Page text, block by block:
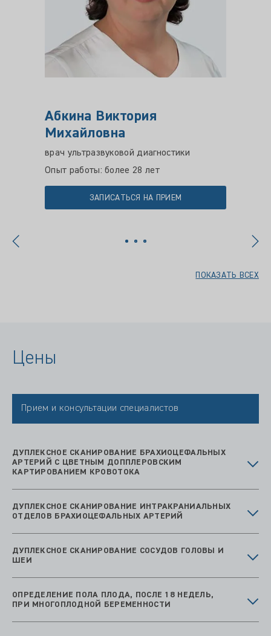
Абкина Виктория
Михайловна
врач ультразвуковой диагностики
Опыт работы: более 28 лет
ЗАПИСАТЬСЯ НА ПРИЕМ
ПОКАЗАТЬ ВСЕХ
Цены
Прием и консультации специалистов
ДУПЛЕКСНОЕ СКАНИРОВАНИЕ БРАХИОЦЕФАЛЬНЫХ
АРТЕРИЙ С ЦВЕТНЫМ ДОППЛЕРОВСКИМ
КАРТИРОВАНИЕМ КРОВОТОКА
ДУПЛЕКСНОЕ СКАНИРОВАНИЕ ИНТРАКРАНИАЛЬНЫХ
ОТДЕЛОВ БРАХИОЦЕФАЛЬНЫХ АРТЕРИЙ
ДУПЛЕКСНОЕ СКАНИРОВАНИЕ СОСУДОВ ГОЛОВЫ И
ШЕИ
ОПРЕДЕЛЕНИЕ ПОЛА ПЛОДА, ПОСЛЕ 18 НЕДЕЛЬ,
ПРИ МНОГОПЛОДНОЙ БЕРЕМЕННОСТИ